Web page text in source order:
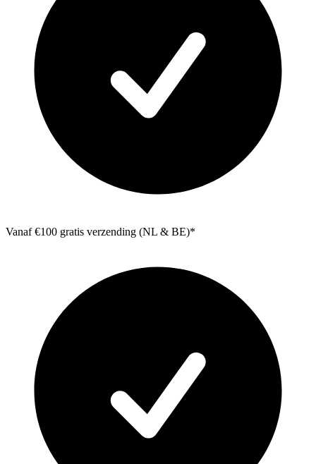
Vanaf €100 gratis verzending (NL & BE)*